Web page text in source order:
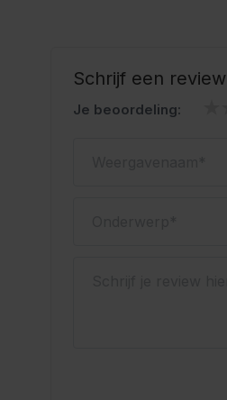
Schrijf een review
Je beoordeling: